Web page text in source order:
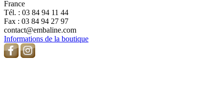
France
Tél. : 03 84 94 11 44
Fax : 03 84 94 27 97
contact@embaline.com
Informations de la boutique